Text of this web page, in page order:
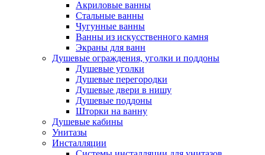
Акриловые ванны
Стальные ванны
Чугунные ванны
Ванны из искусственного камня
Экраны для ванн
Душевые ограждения, уголки и поддоны
Душевые уголки
Душевые перегородки
Душевые двери в нишу
Душевые поддоны
Шторки на ванну
Душевые кабины
Унитазы
Инсталляции